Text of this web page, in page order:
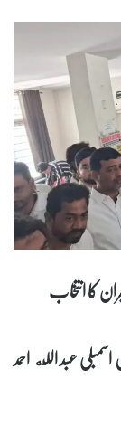
عبد الله احمد